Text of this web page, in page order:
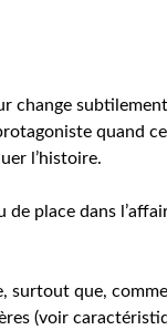
change
quand
l’histoire.
de place dans
surtout que,
(voir